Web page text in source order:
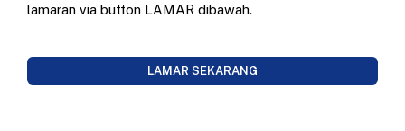
lamaran via button LAMAR dibawah.
LAMAR SEKARANG